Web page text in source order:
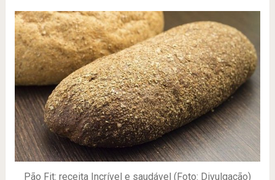
Pão Fit: receita Incrível e saudável (Foto: Divulgação)